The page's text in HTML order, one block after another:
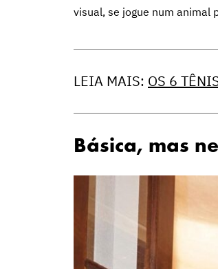
visual, se jogue num animal
LEIA MAIS: OS 6
Básica, mas